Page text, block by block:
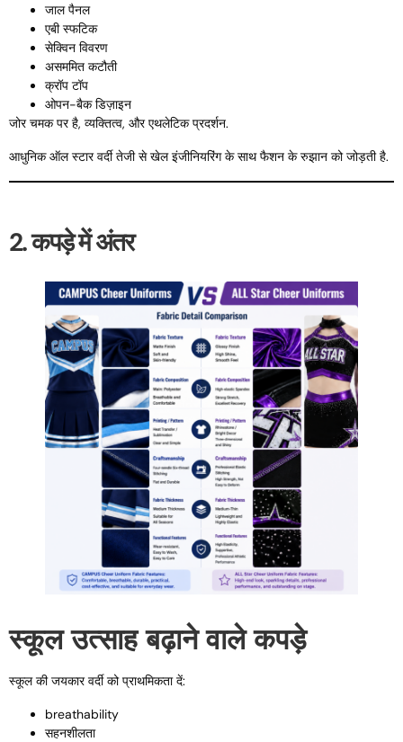
जाल पैनल
एबी स्फटिक
सेक्विन विवरण
असममित कटौती
क्रॉप टॉप
ओपन-बैक डिज़ाइन
जोर चमक पर है, व्यक्तित्व, और एथलेटिक प्रदर्शन.
आधुनिक ऑल स्टार वर्दी तेजी से खेल इंजीनियरिंग के साथ फैशन के रुझान को जोड़ती है.
2. कपड़े में अंतर
स्कूल उत्साह बढ़ाने वाले कपड़े
स्कूल की जयकार वर्दी को प्राथमिकता दें:
breathability
सहनशीलता